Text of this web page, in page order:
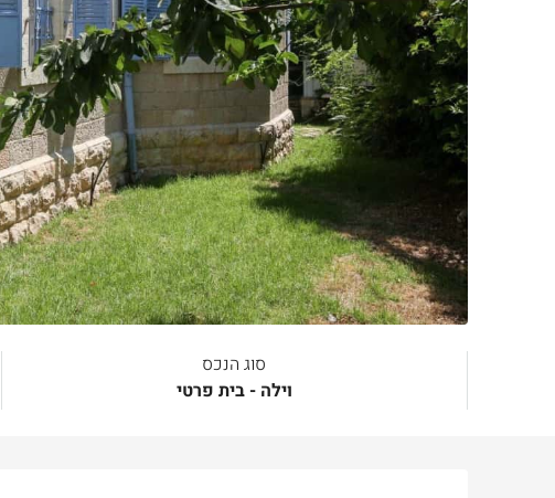
סוג הנכס
וילה - בית פרטי